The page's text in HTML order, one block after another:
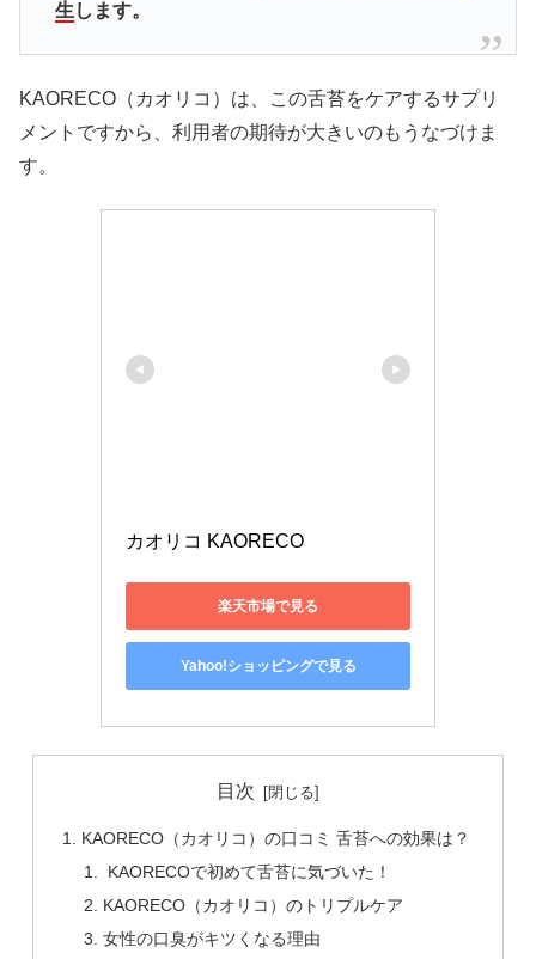
生 します。
KAORECO（カオリコ）は、この舌苔をケアするサプリ
メントですから、利用者の期待が大きいのもうなづけま
す。
カオリコ KAORECO
楽天市場で見る
Yahoo!ショッピングで見る
目次
KAORECO（カオリコ）の口コミ 舌苔への効果は？
KAORECOで初めて舌苔に気づいた！
KAORECO（カオリコ）のトリプルケア
女性の口臭がキツくなる理由